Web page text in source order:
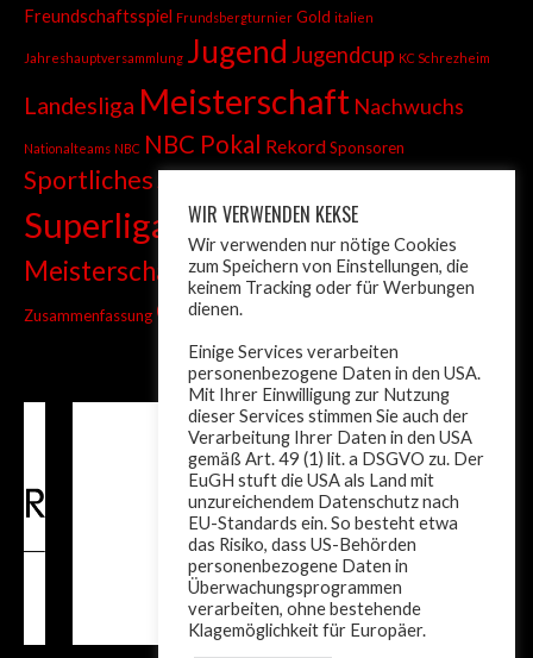
Freundschaftsspiel Frundsbergturnier Gold italien
Jahreshauptversammlung Jugend Jugendcup KC Schrezheim
Landesliga Meisterschaft Nachwuchs
Nationalteams NBC NBC Pokal RekordSponsoren
SportlichesSprint
Superliga TandemTiroler Liga
Meisterschaft Trainer Turnier Weltcup wm
Zusammenfassung ÖM Österreich
WIR VERWENDEN KEKSE
Wir verwenden nur nötige Cookies
zum Speichern von Einstellungen, die
keinem Tracking oder für Werbungen
dienen.
Einige Services verarbeiten
personenbezogene Daten in den USA.
Mit Ihrer Einwilligung zur Nutzung
dieser Services stimmen Sie auch der
Verarbeitung Ihrer Daten in den USA
gemäß Art. 49 (1) lit. a DSGVO zu. Der
EuGH stuft die USA als Land mit
unzureichendem Datenschutz nach
EU-Standards ein. So besteht etwa
das Risiko, dass US-Behörden
personenbezogene Daten in
Überwachungsprogrammen
verarbeiten, ohne bestehende
Klagemöglichkeit für Europäer.